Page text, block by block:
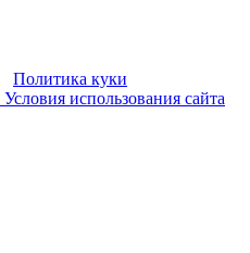
Политика куки
Условия использования сайта